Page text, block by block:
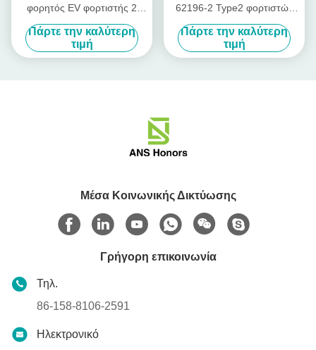
φορητός EV φορτιστής 2
16A με το βούλωμα IEC309
Κεντρική και Ανατολική
Ευρώπη
Πάρτε την καλύτερη
τιμή
62196-2 Type2 φορτιστών
αυτοκινήτων της εγχώριας
EV 16A 5.5m
Πάρτε την καλύτερη
τιμή
Μέσα Κοινωνικής Δικτύωσης
Γρήγορη επικοινωνία
Τηλ.
86-158-8106-2591
Ηλεκτρονικό